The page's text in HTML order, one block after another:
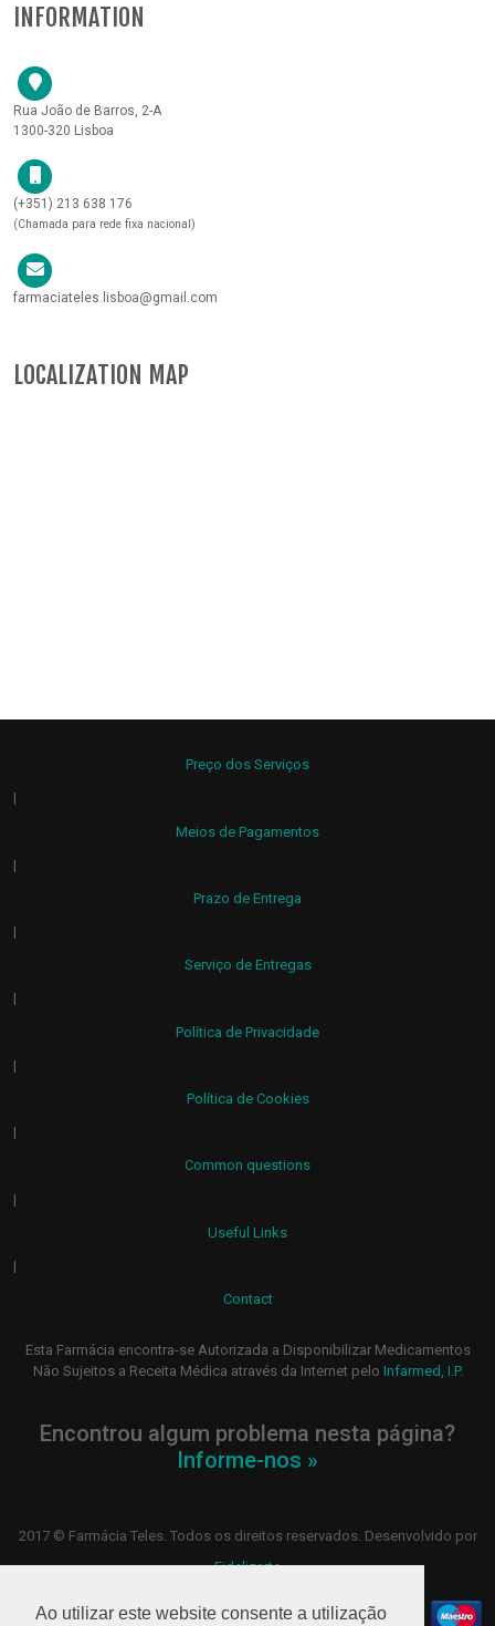
Ao utilizar este website consente a utilização
INFORMATION
Rua João de Barros, 2-A
1300-320 Lisboa
(+351) 213 638 176
(Chamada para rede fixa nacional)
farmaciateles.lisboa@gmail.com
LOCALIZATION MAP
Preço dos Serviços
|
Meios de Pagamentos
|
Prazo de Entrega
|
Serviço de Entregas
|
Política de Privacidade
|
Política de Cookies
|
Common questions
|
Useful Links
|
Contact
Esta Farmácia encontra-se Autorizada a Disponibilizar Medicamentos
Não Sujeitos a Receita Médica através da Internet pelo Infarmed, I.P.
Encontrou algum problema nesta página?
Informe-nos »
2017 © Farmácia Teles. Todos os direitos reservados. Desenvolvido por
Fidelizarte